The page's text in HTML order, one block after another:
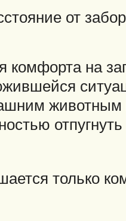
от
на
только